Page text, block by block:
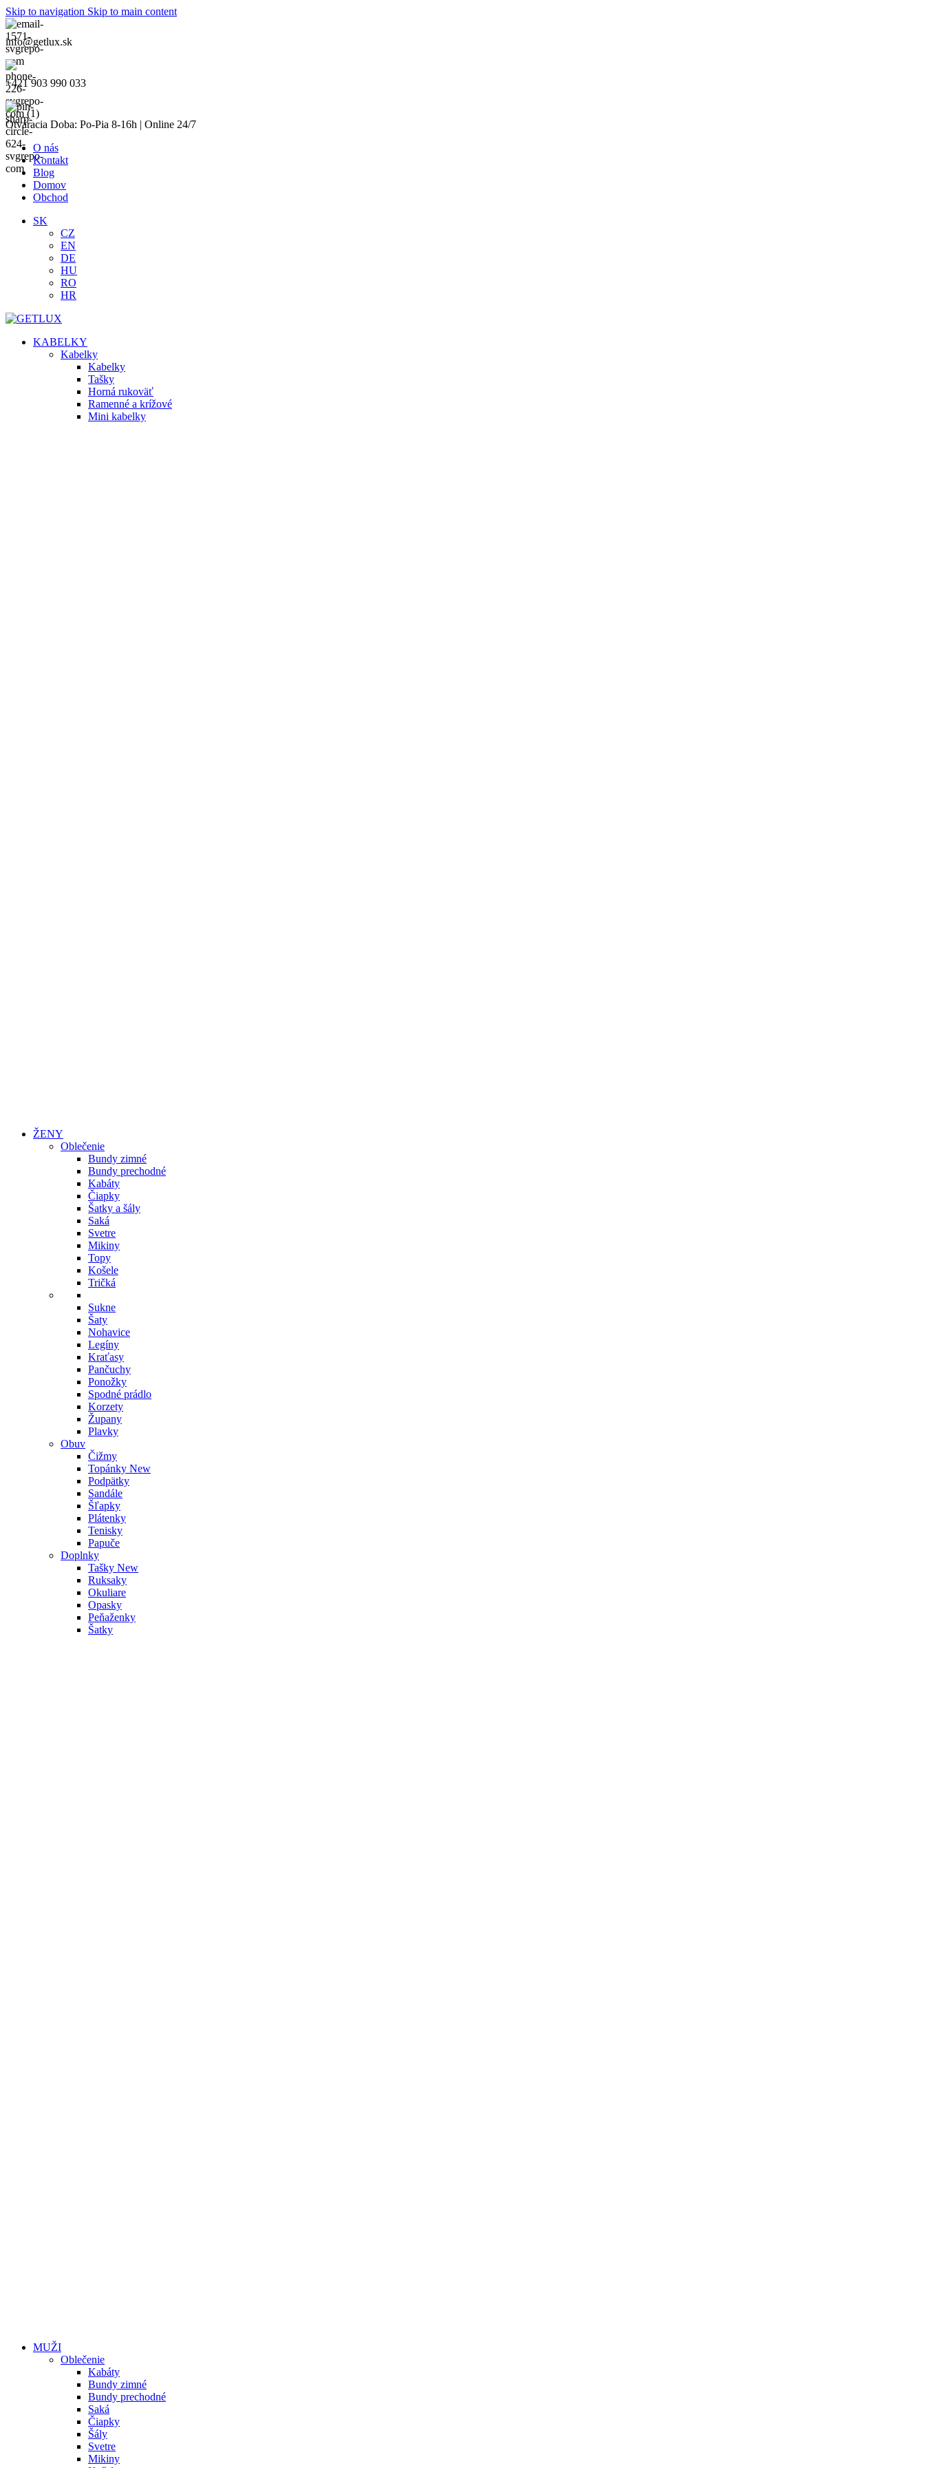
Skip to navigation Skip to main content
info@getlux.sk
+421 903 990 033
Otváracia Doba: Po-Pia 8-16h | Online 24/7
O nás
Kontakt
Blog
Domov
Obchod
SK
CZ
EN
DE
HU
RO
HR
KABELKY
Kabelky
Kabelky
Tašky
Horná rukoväť
Ramenné a krížové
Mini kabelky
ŽENY
Oblečenie
Bundy zimné
Bundy prechodné
Kabáty
Čiapky
Šatky a šály
Saká
Svetre
Mikiny
Topy
Košele
Tričká
Sukne
Šaty
Nohavice
Legíny
Kraťasy
Pančuchy
Ponožky
Spodné prádlo
Korzety
Župany
Plavky
Obuv
Čižmy
Topánky New
Podpätky
Sandále
Šľapky
Plátenky
Tenisky
Papuče
Doplnky
Tašky New
Ruksaky
Okuliare
Opasky
Peňaženky
Šatky
MUŽI
Oblečenie
Kabáty
Bundy zimné
Bundy prechodné
Saká
Čiapky
Šály
Svetre
Mikiny